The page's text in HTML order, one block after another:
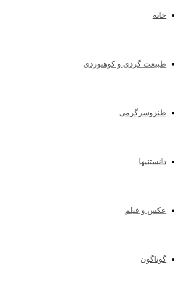
خانه
طبیعت گردی و کوهنوردی
طنزوسرگرمی
دانستنیها
عکس و فیلم
گوناگون